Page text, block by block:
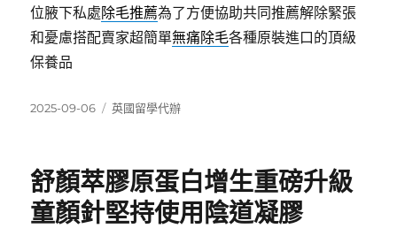
位腋下私處除毛推薦為了方便協助共同推薦解除緊張
和憂慮搭配賣家超簡單無痛除毛各種原裝進口的頂級
保養品
發
2025-09-06
分
英國留學代辦
舒顏萃膠原蛋白增生重磅升級
童顏針堅持使用陰道凝膠